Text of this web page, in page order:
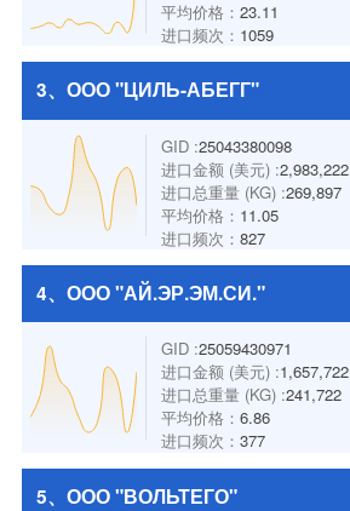
平均价格： 23.11
进口频次： 1059
3、ООО "ЦИЛЬ-АБЕГГ"
GID :25043380098
进口金额 (美元) :2,983,222
进口总重量 (KG) :269,897
平均价格： 11.05
进口频次： 827
4、ООО "АЙ.ЭР.ЭМ.СИ."
GID :25059430971
进口金额 (美元) :1,657,722
进口总重量 (KG) :241,722
平均价格： 6.86
进口频次： 377
5、ООО "ВОЛЬТЕГО"